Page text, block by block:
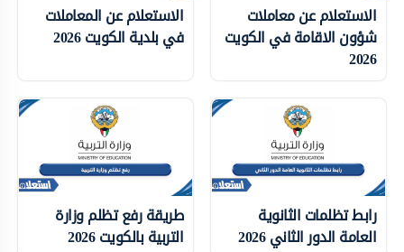
الاستعلام عن معاملات
شؤون الاقامة في الكويت
2026
الاستعلام عن المعاملات
في بلدية الكويت 2026
رابط تظلمات الثانوية
العامة الدور الثاني 2026
طريقة رفع تظلم وزارة
التربية بالكويت 2026